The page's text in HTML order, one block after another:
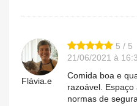
Flávia.e
5 / 5
21/06/2021 à
Comida boa e
razoável.
normas de